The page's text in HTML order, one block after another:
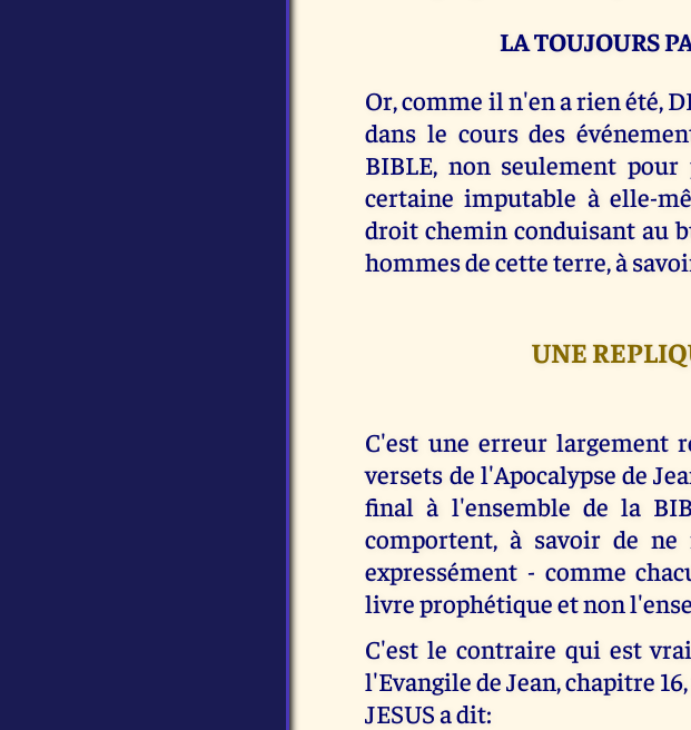
LA TOUJOURS
Or, comme il n'en a rien été,
dans le cours des
BIBLE, non seulement
certaine imputable à elle-
droit chemin conduisant au
hommes de cette terre, à
UNE
C'est une erreur largement
versets de l'Apocalypse de
final à l'ensemble de la
comportent, à savoir de
expressément - comme
livre prophétique et non
C'est le contraire qui est
l'Evangile de Jean, chapitre 16,
JESUS a dit: